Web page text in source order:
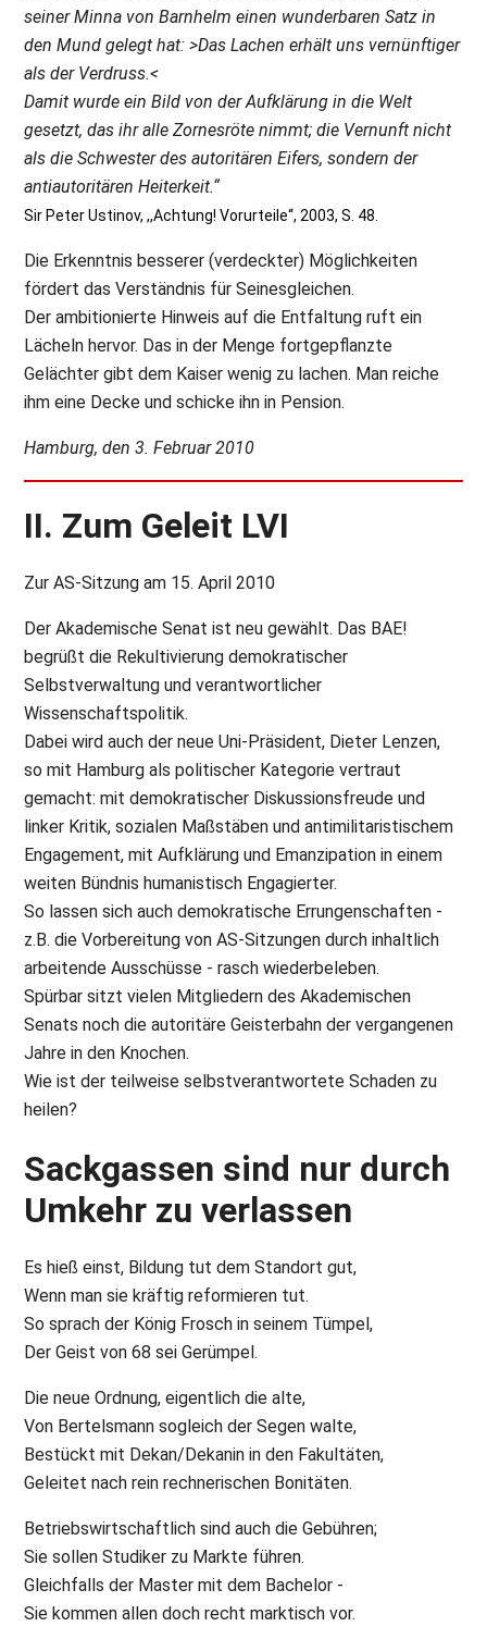
seiner Minna von Barnhelm einen wunderbaren Satz in
den Mund gelegt hat: >Das Lachen erhält uns vernünftiger
als der Verdruss.<
Damit wurde ein Bild von der Aufklärung in die Welt
gesetzt, das ihr alle Zornesröte nimmt; die Vernunft nicht
als die Schwester des autoritären Eifers, sondern der
antiautoritären Heiterkeit.“
Sir Peter Ustinov, ,,Achtung! Vorurteile“, 2003, S. 48.
Die Erkenntnis besserer (verdeckter) Möglichkeiten
fördert das Verständnis für Seinesgleichen.
Der ambitionierte Hinweis auf die Entfaltung ruft ein
Lächeln hervor. Das in der Menge fortgepflanzte
Gelächter gibt dem Kaiser wenig zu lachen. Man reiche
ihm eine Decke und schicke ihn in Pension.
Hamburg, den 3. Februar 2010
II. Zum Geleit LVI
Zur AS-Sitzung am 15. April 2010
Der Akademische Senat ist neu gewählt. Das BAE!
begrüßt die Rekultivierung demokratischer
Selbstverwaltung und verantwortlicher
Wissenschaftspolitik.
Dabei wird auch der neue Uni-Präsident, Dieter Lenzen,
so mit Hamburg als politischer Kategorie vertraut
gemacht: mit demokratischer Diskussionsfreude und
linker Kritik, sozialen Maßstäben und antimilitaristischem
Engagement, mit Aufklärung und Emanzipation in einem
weiten Bündnis humanistisch Engagierter.
So lassen sich auch demokratische Errungenschaften -
z.B. die Vorbereitung von AS-Sitzungen durch inhaltlich
arbeitende Ausschüsse - rasch wiederbeleben.
Spürbar sitzt vielen Mitgliedern des Akademischen
Senats noch die autoritäre Geisterbahn der vergangenen
Jahre in den Knochen.
Wie ist der teilweise selbstverantwortete Schaden zu
heilen?
Sackgassen sind nur durch
Umkehr zu verlassen
Es hieß einst, Bildung tut dem Standort gut,
Wenn man sie kräftig reformieren tut.
So sprach der König Frosch in seinem Tümpel,
Der Geist von 68 sei Gerümpel.
Die neue Ordnung, eigentlich die alte,
Von Bertelsmann sogleich der Segen walte,
Bestückt mit Dekan/Dekanin in den Fakultäten,
Geleitet nach rein rechnerischen Bonitäten.
Betriebswirtschaftlich sind auch die Gebühren;
Sie sollen Studiker zu Markte führen.
Gleichfalls der Master mit dem Bachelor -
Sie kommen allen doch recht marktisch vor.